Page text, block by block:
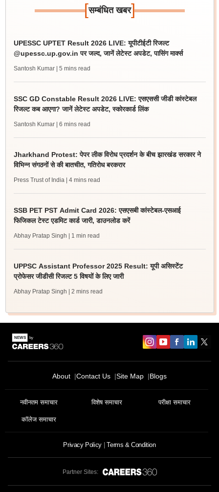
[सम्बंधित खबर]
UPESSC UPTET Result 2026 LIVE: यूपीटीईटी रिजल्ट
@upessc.up.gov.in पर जल्द, जानें लेटेस्ट अपडेट, पासिंग मार्क्स
Santosh Kumar | 5 mins read
SSC GD Constable Result 2026 LIVE: एसएससी जीडी कांस्टेबल
रिजल्ट कब आएगा? जानें लेटेस्ट अपडेट, स्कोरकार्ड लिंक
Santosh Kumar | 6 mins read
Jharkhand Protest: पेपर लीक विरोध प्रदर्शन के बीच झारखंड सरकार ने
विभिन्न संगठनों से की बातचीत, गतिरोध बरकरार
Press Trust of India | 4 mins read
SSB PET PST Admit Card 2026: एसएसबी कांस्टेबल-एसआई
फिजिकल टेस्ट एडमिट कार्ड जारी, डाउनलोड करें
Abhay Pratap Singh | 1 min read
UPPSC Assistant Professor 2025 Result: यूपी असिस्टेंट
प्रोफेसर जीडीसी रिजल्ट 5 विषयों के लिए जारी
Abhay Pratap Singh | 2 mins read
About Contact Us Site Map Blogs
नवीनतम समाचार विशेष समाचार परीक्षा समाचार
कॉलेज समाचार
Privacy Policy Terms & Condition
Partner Sites: